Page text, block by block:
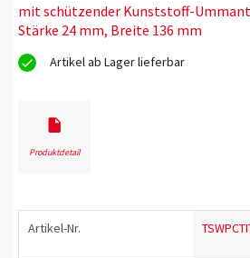
mit schützender Kunststoff-
Stärke 24 mm, Breite 136 mm
Artikel ab Lager lieferbar
Produktdetail
Artikel-Nr.